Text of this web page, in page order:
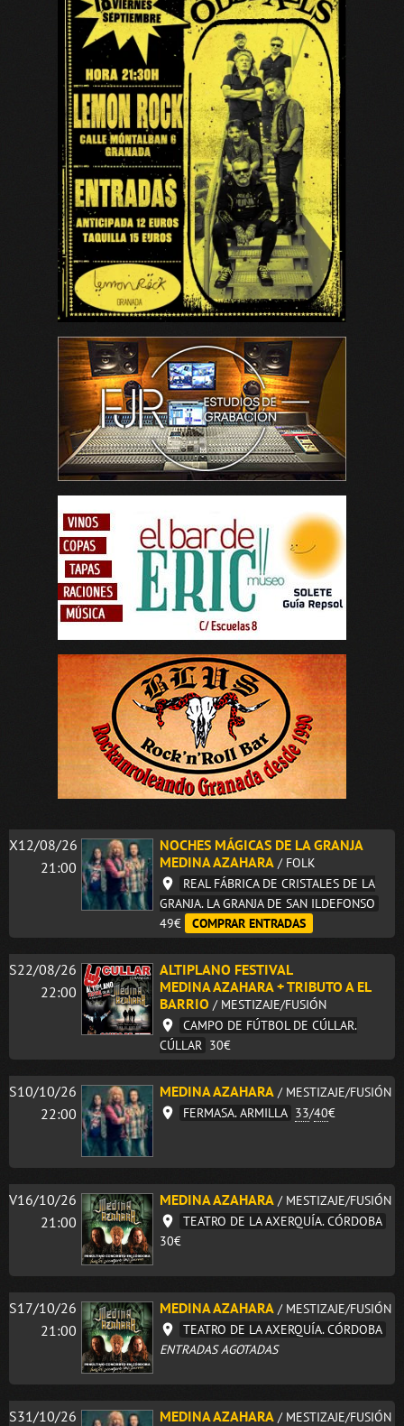
X12/08/26
21:00
NOCHES MÁGICAS DE LA GRANJA
MEDINA AZAHARA / FOLK
REAL FÁBRICA DE CRISTALES DE LA
GRANJA. LA GRANJA DE SAN ILDEFONSO
49€
COMPRAR ENTRADAS
S22/08/26
22:00
ALTIPLANO FESTIVAL
MEDINA AZAHARA + TRIBUTO A EL
BARRIO / MESTIZAJE/FUSIÓN
CAMPO DE FÚTBOL DE CÚLLAR.
CÚLLAR 30€
S10/10/26
22:00
MEDINA AZAHARA / MESTIZAJE/FUSIÓN
FERMASA. ARMILLA 33/40€
V16/10/26
21:00
MEDINA AZAHARA / MESTIZAJE/FUSIÓN
TEATRO DE LA AXERQUÍA. CÓRDOBA
30€
S17/10/26
21:00
MEDINA AZAHARA / MESTIZAJE/FUSIÓN
TEATRO DE LA AXERQUÍA. CÓRDOBA
ENTRADAS AGOTADAS
S31/10/26
MEDINA AZAHARA / MESTIZAJE/FUSIÓN